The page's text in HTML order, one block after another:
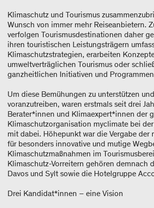
Klimaschutz und Tourismus
Wunsch von immer mehr Reiseanbietern.
verfolgen Tourismusdestinationen daher
ihren touristischen Leistungsträgern
Klimaschutzstrategien, erarbeiten
umweltverträglichen Tourismus oder
ganzheitlichen Initiativen und
Um diese Bemühungen zu unterstützen
voranzutreiben, waren erstmals seit drei
Berater*innen und Klimaexpert*innen der
Klimaschutzorganisation myclimate bei
mit dabei. Höhepunkt war die Vergabe der
für besonders innovative und mutige
Klimaschutzmaßnahmen im
Klimaschutz-Vorreitern gehören demnach
Davos und Sylt sowie die Hotelgruppe
Drei Kandidat*innen – eine Vision